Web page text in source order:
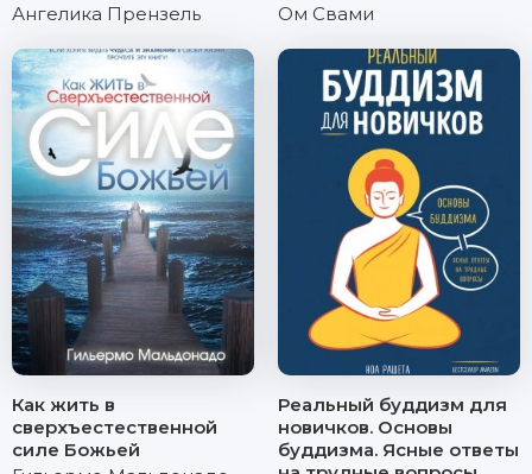
Ангелика Прензель
Ом Свами
Как жить в
сверхъестественной
силе Божьей
Реальный буддизм для
новичков. Основы
буддизма. Ясные ответы